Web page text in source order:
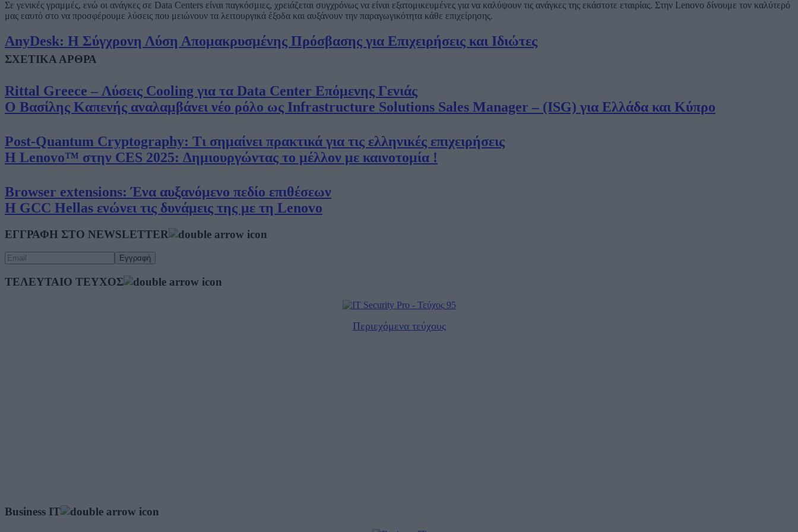
AnyDesk: Η Σύγχρονη Λύση Απομακρυσμένης Πρόσβασης για Επιχειρήσεις και Ιδιώτες
Rittal Greece – Λύσεις Cooling για τα Data Center Επόμενης Γενιάς
Post-Quantum Cryptography: Τι σημαίνει πρακτικά για τις ελληνικές επιχειρήσεις
Browser extensions: Ένα αυξανόμενο πεδίο επιθέσεων
Σε γενικές γραμμές, ενώ οι ανάγκες σε Data Centers είναι παγκόσμιες, χρειάζεται συγχρόνως να είναι εξατομικευμένες για να καλύψουν τις ανάγκες της εκάστοτε εταιρίας. Στην Lenovo δίνουμε τον καλύτερό
μας εαυτό στο να προσφέρουμε λύσεις που μειώνουν τα λειτουργικά έξοδα και αυξάνουν την παραγωγικότητα κάθε επιχείρησης.
ΣΧΕΤΙΚΑ ΑΡΘΡΑ
Ο Βασίλης Καπενής αναλαμβάνει νέο ρόλο ως Infrastructure Solutions Sales Manager – (ISG) για Ελλάδα και Κύπρο
Η Lenovo™ στην CES 2025: Δημιουργώντας το μέλλον με καινοτομία !
Η GCC Hellas ενώνει τις δυνάμεις της με τη Lenovo
ΕΓΓΡΑΦΗ ΣΤΟ NEWSLETTER
ΤΕΛΕΥΤΑΙΟ ΤΕΥΧΟΣ
Περιεχόμενα τεύχους
Business IT